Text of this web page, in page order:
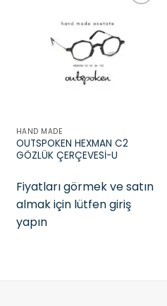
Add to
wishlist
HAND MADE
OUTSPOKEN HEXMAN C2
GÖZLÜK ÇERÇEVESİ-U
Fiyatları görmek ve satın
almak için lütfen giriş
yapın